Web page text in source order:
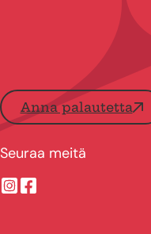
Anna palautetta
Seuraa meitä
Suonenjoen kaupungin
Suonenjoen